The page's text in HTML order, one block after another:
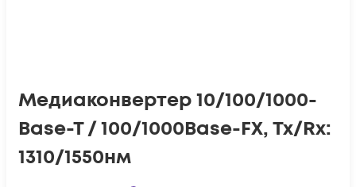
Медиаконвертер 10/100/1000-
Base-T / 100/1000Base-FX, Tx/Rx:
1310/1550нм